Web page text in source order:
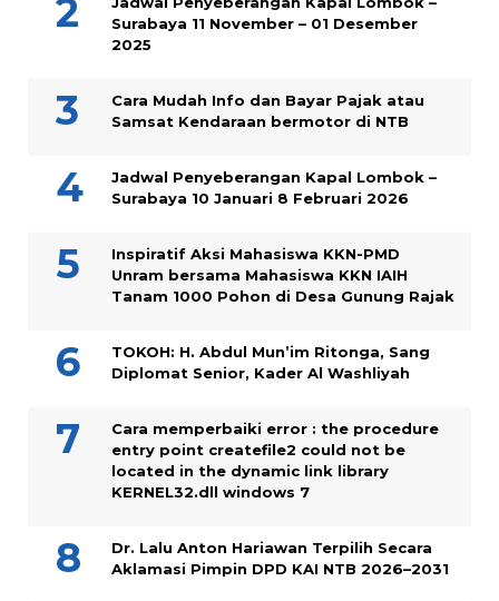
Surabaya 11 November – 01 Desember
2025
Cara Mudah Info dan Bayar Pajak atau
Samsat Kendaraan bermotor di NTB
Jadwal Penyeberangan Kapal Lombok –
Surabaya 10 Januari 8 Februari 2026
Inspiratif Aksi Mahasiswa KKN-PMD
Unram bersama Mahasiswa KKN IAIH
Tanam 1000 Pohon di Desa Gunung Rajak
TOKOH: H. Abdul Mun’im Ritonga, Sang
Diplomat Senior, Kader Al Washliyah
Cara memperbaiki error : the procedure
entry point createfile2 could not be
located in the dynamic link library
KERNEL32.dll windows 7
Dr. Lalu Anton Hariawan Terpilih Secara
Aklamasi Pimpin DPD KAI NTB 2026–2031